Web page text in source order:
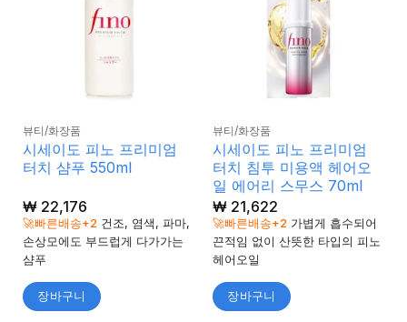
뷰티/화장품
시세이도 피노 프리미엄
터치 샴푸 550ml
₩22,176
🚀빠른배송+2 건조, 염색, 파마,
손상모에도 부드럽게 다가가는
샴푸
장바구니
뷰티/화장품
시세이도 피노 프리미엄
터치 침투 미용액 헤어오
일 에어리 스무스 70ml
₩21,622
🚀빠른배송+2 가볍게 흡수되어
끈적임 없이 산뜻한 타입의 피노
헤어오일
장바구니